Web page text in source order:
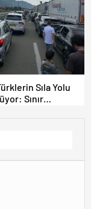
Mutlaka Kontrol
Sıla Yolu
Sınır